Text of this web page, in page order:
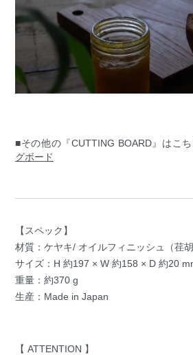
■その他の『CUTTING BOARD』はこ
グボード
【スペック】
材質：ケヤキ/ オイルフィニッシュ（荏胡
サイズ：H 約197 × W 約158 × D 約20
重量：約370 g
生産：Made in Japan
【 ATTENTION 】